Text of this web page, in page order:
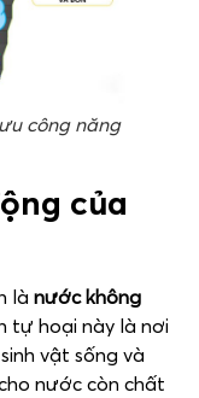
công năng
của
là nước không
tự hoại này là nơi
vật sống và
nước còn chất